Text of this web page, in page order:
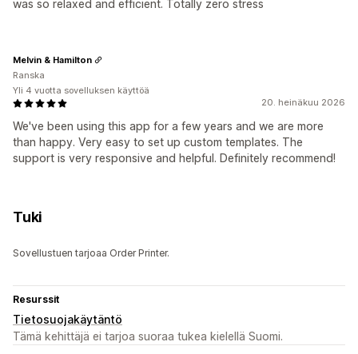
was so relaxed and efficient. Totally zero stress
20. heinäkuu 2026
We've been using this app for a few years and we are more
than happy. Very easy to set up custom templates. The
support is very responsive and helpful. Definitely recommend!
Melvin & Hamilton
Ranska
Yli 4 vuotta sovelluksen käyttöä
Tuki
Sovellustuen tarjoaa Order Printer.
Resurssit
Tietosuojakäytäntö
Tämä kehittäjä ei tarjoa suoraa tukea kielellä Suomi.